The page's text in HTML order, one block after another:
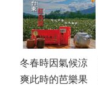
冬春時因氣候涼
爽此時的芭樂果